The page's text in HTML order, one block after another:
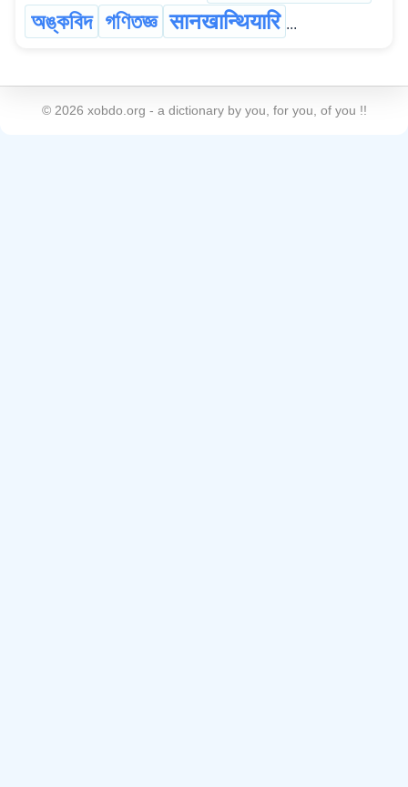
অঙ্কবিদ গণিতজ্ঞ सानखान्थियारि ...
© 2026 xobdo.org - a dictionary by you, for you, of you !!